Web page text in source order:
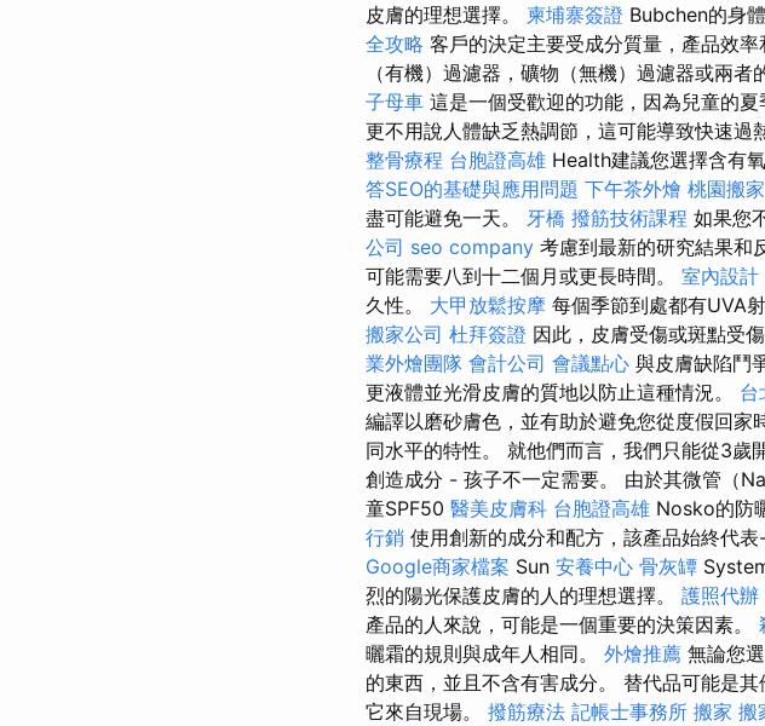
皮膚的理想選擇。 柬埔寨簽證 Bubchen的身
全攻略 客戶的決定主要受成分質量，產品效率
（有機）過濾器，礦物（無機）過濾器或兩者
子母車 這是一個受歡迎的功能，因為兒童的
更不用說人體缺乏熱調節，這可能導致快速過
整骨療程 台胞證高雄 Health建議您選擇含有
答SEO的基礎與應用問題 下午茶外燴 桃園搬家
盡可能避免一天。 牙橋 撥筋技術課程 如果您
公司 seo company 考慮到最新的研究結果和
可能需要八到十二個月或更長時間。 室內設計
久性。 大甲放鬆按摩 每個季節到處都有UVA
搬家公司 杜拜簽證 因此，皮膚受傷或斑點受
業外燴團隊 會計公司 會議點心 與皮膚缺陷鬥
更液體並光滑皮膚的質地以防止這種情況。 台
編譯以磨砂膚色，並有助於避免您從度假回家
同水平的特性。 就他們而言，我們只能從3歲
創造成分 - 孩子不一定需要。 由於其微管（
童SPF50 醫美皮膚科 台胞證高雄 Nosko的防
行銷 使用創新的成分和配方，該產品始終代表
Google商家檔案 Sun 安養中心 骨灰罈
烈的陽光保護皮膚的人的理想選擇。 護照代辦
產品的人來說，可能是一個重要的決策因素。
曬霜的規則與成年人相同。 外燴推薦 無論您
的東西，並且不含有害成分。 替代品可能是
它來自現場。 撥筋療法 記帳士事務所 搬家 搬